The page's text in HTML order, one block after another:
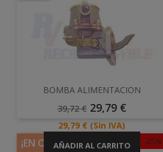
BOMBA ALIMENTACION
Precio
39,72 € Precio
29,79 €
Precio
29,79 € (Sin IVA)
AÑADIR AL CARRITO -25%
¡EN OFERTA!